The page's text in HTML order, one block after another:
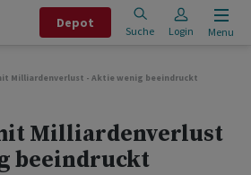
Depot
Suche Login Menu
Milliardenverlust - Aktie wenig beeindruckt
Milliardenverlust
beeindruckt